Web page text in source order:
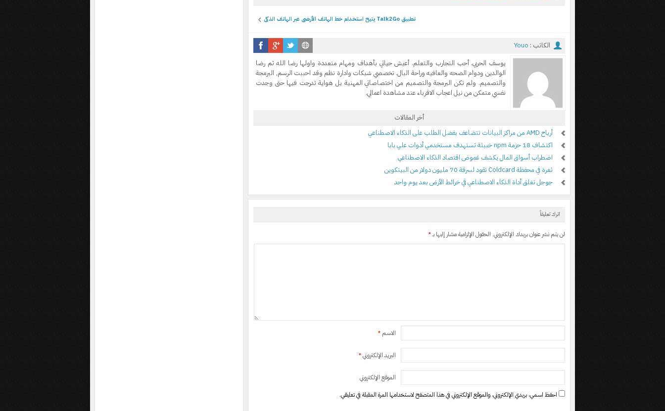
تطبيق Talk2Go يتيح استخدام خط الهاتف الأرضي عبر الهاتف الذكي
الكاتب : Youo
يوسف الحربي. أحب التجارب والتعلم. أعيش حياتي بأهداف ومهام متعددة واولها رضا الله ثم رضا
الوالدين ودوام الصحه والعافيه وراحة البال. تخصصي شبكات وادارة نظم وقد احببت الرسم, البرمجة
والتصميم. ولم تكن البرمجة والتصميم من اختصاصاتي المهنية بل هواية تدرجت فيها حتى وجدت
نفسي متمكن من نيل اعجاب الاقرباء عند مشاهدة اعمالي.
أخر المقالات
أرباح AMD من مراكز البيانات تتضاعف بفضل الطلب على الذكاء الاصطناعي
اكتشاف 18 حزمة npm خبيثة تستهدف مستخدمي أدوات علي بابا
اضطراب أسواق المال يكشف غموض اقتصاد الذكاء الاصطناعي
ثغرة في محفظة Coldcard تقود لسرقة 70 مليون دولار من البيتكوين
جوجل تغلق أداة الذكاء الاصطناعي في خرائط الأرض بعد يوم واحد
اترك تعليقاً
لن يتم نشر عنوان بريدك الإلكتروني. الحقول الإلزامية مشار إليها بـ*
الاسم *
البريد الإلكتروني*
الموقع الإلكتروني
احفظ اسمي، بريدي الإلكتروني، والموقع الإلكتروني في هذا المتصفح لاستخدامها المرة المقبلة في تعليقي.